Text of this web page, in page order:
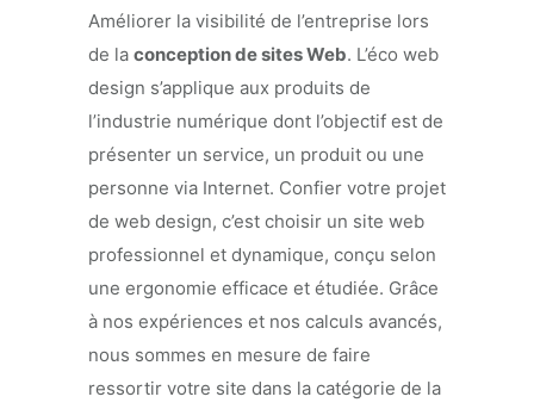
Améliorer la visibilité de l’entreprise lors
de la conception de sites Web. L’éco web
design s’applique aux produits de
l’industrie numérique dont l’objectif est de
présenter un service, un produit ou une
personne via Internet. Confier votre projet
de web design, c’est choisir un site web
professionnel et dynamique, conçu selon
une ergonomie efficace et étudiée. Grâce
à nos expériences et nos calculs avancés,
nous sommes en mesure de faire
ressortir votre site dans la catégorie de la